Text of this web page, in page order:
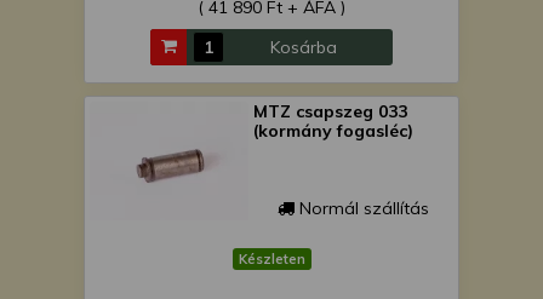
( 41 890 Ft + ÁFA )
Kosárba
MTZ csapszeg 033
(kormány fogasléc)
Normál szállítás
Készleten